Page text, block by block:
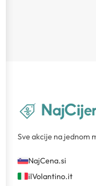
Sve akcije na jednom
NajCena.si
ilVolantino.it